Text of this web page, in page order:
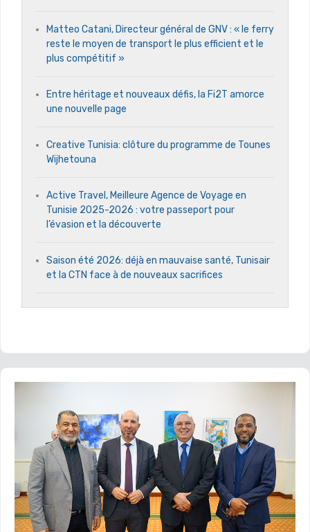
Matteo Catani, Directeur général de GNV : « le ferry
reste le moyen de transport le plus efficient et le
plus compétitif »
Entre héritage et nouveaux défis, la Fi2T amorce
une nouvelle page
Creative Tunisia: clôture du programme de Tounes
Wijhetouna
Active Travel, Meilleure Agence de Voyage en
Tunisie 2025-2026 : votre passeport pour
l’évasion et la découverte
Saison été 2026: déjà en mauvaise santé, Tunisair
et la CTN face à de nouveaux sacrifices